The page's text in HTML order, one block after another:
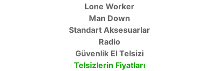
Lone Worker
Man Down
Standart Aksesuarlar
Radio
Güvenlik El Telsizi
Telsizlerin Fiyatları